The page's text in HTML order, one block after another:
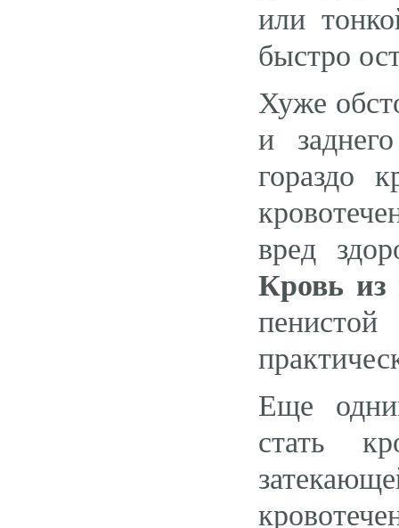
или
быстро
Хуже
и
гораздо
вред
Кровь из
Еще
стать